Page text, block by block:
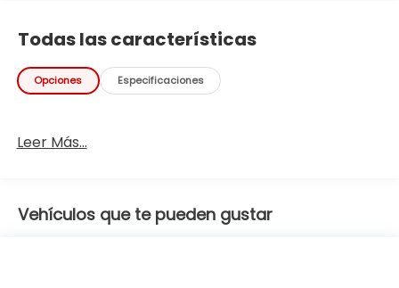
Todas las características
Opciones Especificaciones
Leer Más...
Vehículos que te pueden gustar